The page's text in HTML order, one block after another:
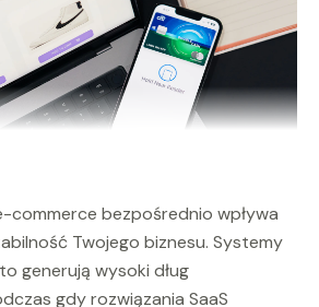
bezpośrednio wpływa
Twojego biznesu. Systemy
generują wysoki dług
gdy rozwiązania SaaS